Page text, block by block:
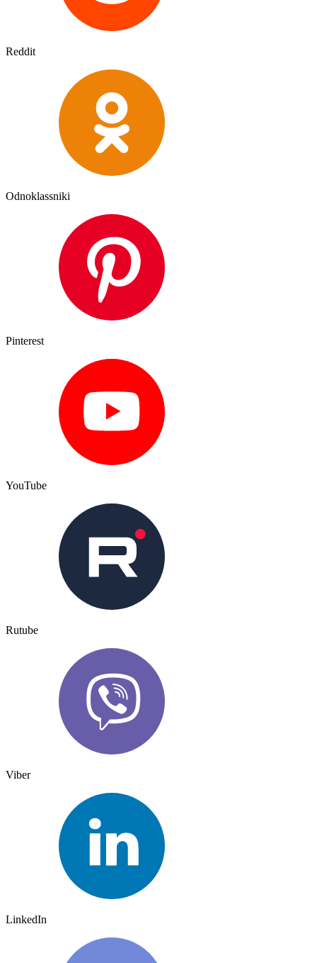
Reddit
Odnoklassniki
Pinterest
YouTube
Rutube
Viber
LinkedIn